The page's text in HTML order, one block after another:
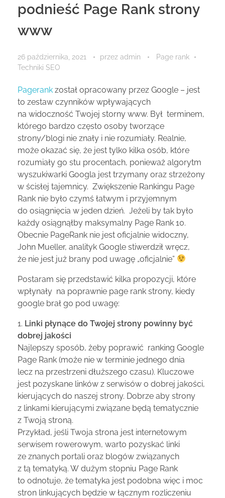
podnieść Page Rank strony
www
26 października, 2021 przez admin
Page rank
Techniki SEO
Pagerank został opracowany przez Google – jest
to zestaw czynników wpływających
na widoczność Twojej storny www. Był terminem,
którego bardzo często osoby tworzące
strony/blogi nie znały i nie rozumiały. Realnie,
może okazać się, że jest tylko kilka osób, które
rozumiały go stu procentach, ponieważ algorytm
wyszukiwarki Googla jest trzymany oraz strzeżony
w ścisłej tajemnicy. Zwiększenie Rankingu Page
Rank nie było czymś łatwym i przyjemnym
do osiągnięcia w jeden dzień. Jeżeli by tak było
każdy osiągnąłby maksymalny Page Rank 10.
Obecnie PageRank nie jest oficjalnie widoczny,
John Mueller, analityk Google stiwerdził wręcz,
że nie jest już brany pod uwagę „oficjalnie”
Postaram się przedstawić kilka propozycji, które
wpłynały na poprawnie page rank strony, kiedy
google brał go pod uwagę:
1. Linki płynące do Twojej strony powinny być
dobrej jakości
Najlepszy sposób, żeby poprawić ranking Google
Page Rank (może nie w terminie jednego dnia
lecz na przestrzeni dłuższego czasu). Kluczowe
jest pozyskane linków z serwisów o dobrej jakości,
kierujących do naszej strony. Dobrze aby strony
z linkami kierującymi związane będą tematycznie
z Twoją stroną.
Przykład, jeśli Twoja strona jest internetowym
serwisem rowerowym, warto pozyskać linki
ze znanych portali oraz blogów związanych
z tą tematyką. W dużym stopniu Page Rank
to odnotuje, że tematyka jest podobna więc i moc
stron linkujących będzie w łącznym rozliczeniu